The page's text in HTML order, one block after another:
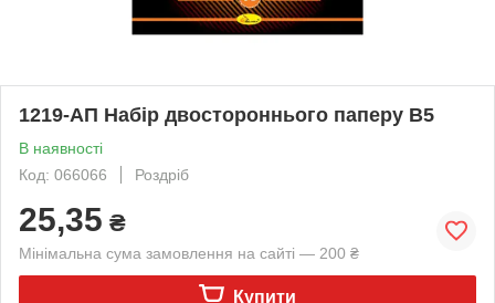
1219-АП Набір двостороннього паперу В5
В наявності
Код: 066066
Роздріб
25,35 ₴
Мінімальна сума замовлення на сайті — 200 ₴
Купити